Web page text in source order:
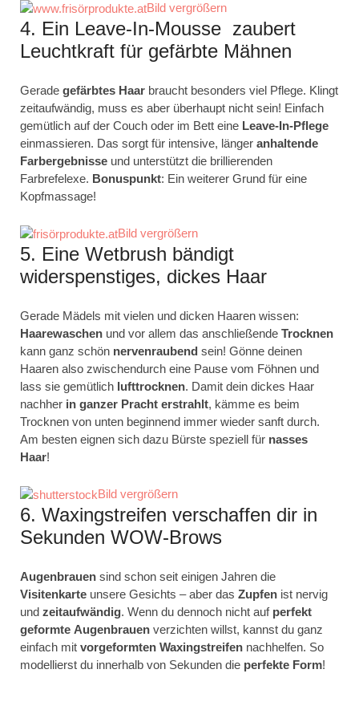
Bild vergrößern
4. Ein Leave-In-Mousse zaubert
Leuchtkraft für gefärbte Mähnen
Gerade gefärbtes Haar braucht besonders viel Pflege. Klingt
zeitaufwändig, muss es aber überhaupt nicht sein! Einfach
gemütlich auf der Couch oder im Bett eine Leave-In-Pflege
einmassieren. Das sorgt für intensive, länger anhaltende
Farbergebnisse und unterstützt die brillierenden
Farbrefelexe. Bonuspunkt: Ein weiterer Grund für eine
Kopfmassage!
Bild vergrößern
5. Eine Wetbrush bändigt
widerspenstiges, dickes Haar
Gerade Mädels mit vielen und dicken Haaren wissen:
Haarewaschen und vor allem das anschließende Trocknen
kann ganz schön nervenraubend sein! Gönne deinen
Haaren also zwischendurch eine Pause vom Föhnen und
lass sie gemütlich lufttrocknen. Damit dein dickes Haar
nachher in ganzer Pracht erstrahlt, kämme es beim
Trocknen von unten beginnend immer wieder sanft durch.
Am besten eignen sich dazu Bürste speziell für nasses
Haar!
Bild vergrößern
6. Waxingstreifen verschaffen dir in
Sekunden WOW-Brows
Augenbrauen sind schon seit einigen Jahren die
Visitenkarte unsere Gesichts – aber das Zupfen ist nervig
und zeitaufwändig. Wenn du dennoch nicht auf perfekt
geformte Augenbrauen verzichten willst, kannst du ganz
einfach mit vorgeformten Waxingstreifen nachhelfen. So
modellierst du innerhalb von Sekunden die perfekte Form!